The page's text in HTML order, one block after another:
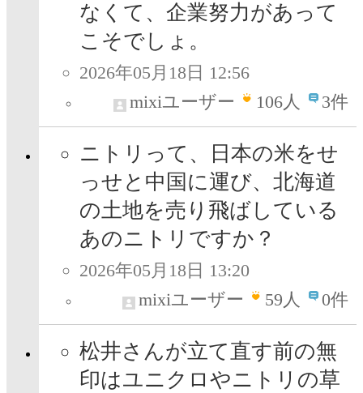
なくて、企業努力があって
こそでしょ。
2026年05月18日 12:56
mixiユーザー
106人 3件
ニトリって、日本の米をせ
っせと中国に運び、北海道
の土地を売り飛ばしている
あのニトリですか？
2026年05月18日 13:20
mixiユーザー
59人 0件
松井さんが立て直す前の無
印はユニクロやニトリの草